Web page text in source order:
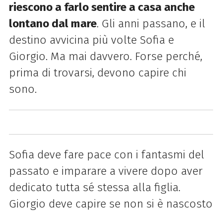
riescono a farlo sentire a casa anche
lontano dal mare. Gli anni passano, e il
destino avvicina più volte Sofia e
Giorgio. Ma mai davvero. Forse perché,
prima di trovarsi, devono capire chi
sono.
Sofia deve fare pace con i fantasmi del
passato e imparare a vivere dopo aver
dedicato tutta sé stessa alla figlia.
Giorgio deve capire se non si è nascosto